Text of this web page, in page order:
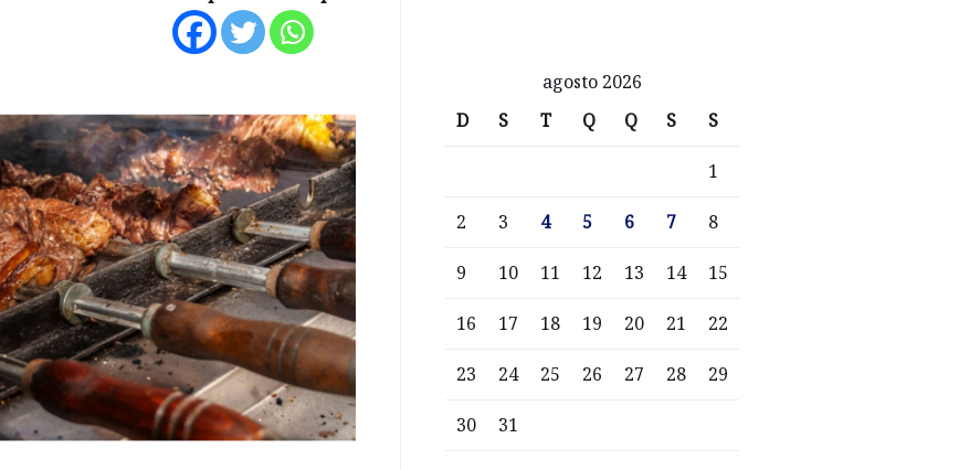
agosto 2026
D
S T Q Q S S
1
2 3 4 5 6 7 8
9 10 11 12 13 14 15
16 17 18 19 20 21 22
23 24 25 26 27 28 29
30 31